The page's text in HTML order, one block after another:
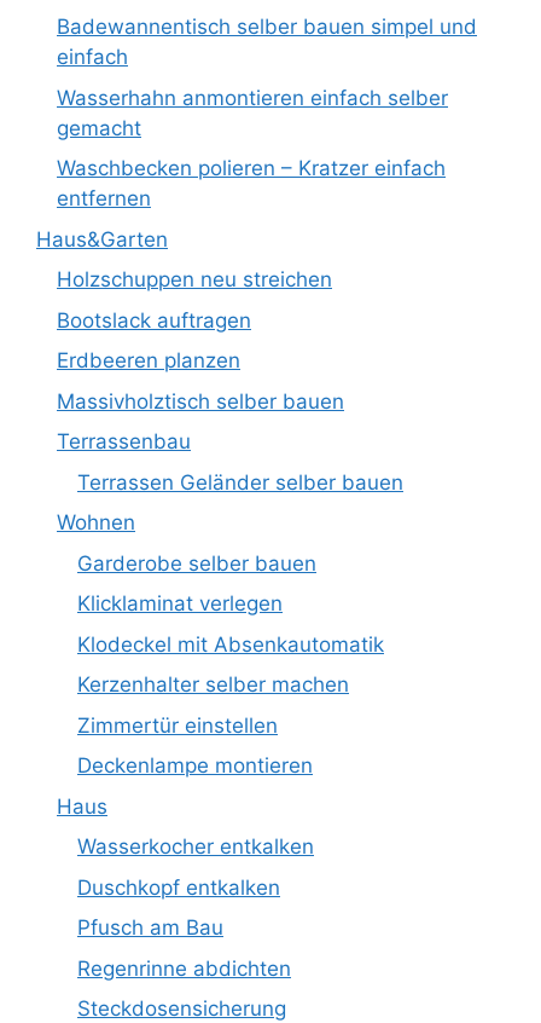
Badewannentisch selber bauen simpel und
einfach
Wasserhahn anmontieren einfach selber
gemacht
Waschbecken polieren – Kratzer einfach
entfernen
Haus&Garten
Holzschuppen neu streichen
Bootslack auftragen
Erdbeeren planzen
Massivholztisch selber bauen
Terrassenbau
Terrassen Geländer selber bauen
Wohnen
Garderobe selber bauen
Klicklaminat verlegen
Klodeckel mit Absenkautomatik
Kerzenhalter selber machen
Zimmertür einstellen
Deckenlampe montieren
Haus
Wasserkocher entkalken
Duschkopf entkalken
Pfusch am Bau
Regenrinne abdichten
Steckdosensicherung